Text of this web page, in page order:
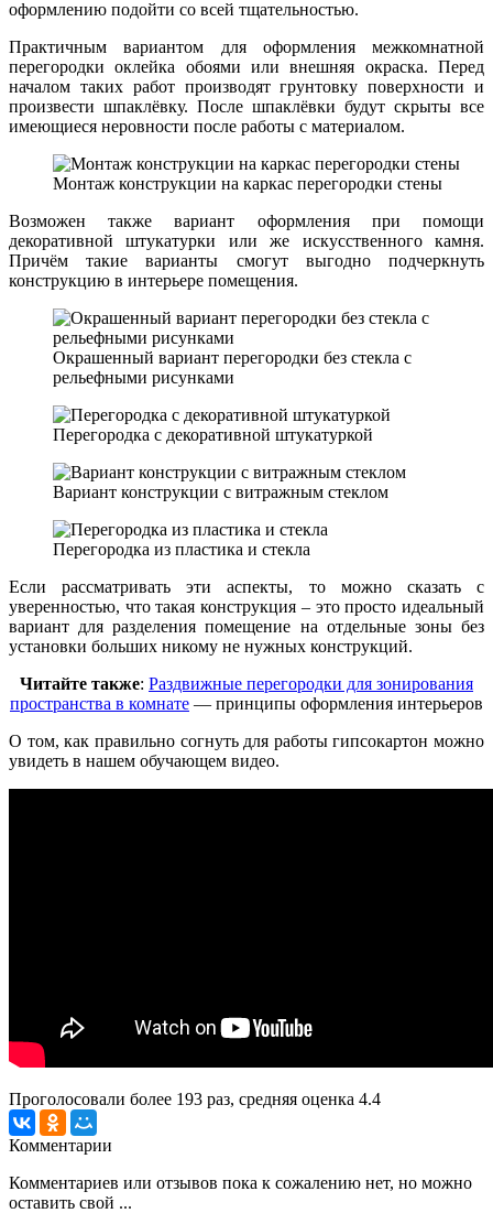
оформлению подойти со всей тщательностью.
Практичным вариантом для оформления межкомнатной
перегородки оклейка обоями или внешняя окраска. Перед
началом таких работ производят грунтовку поверхности и
произвести шпаклёвку. После шпаклёвки будут скрыты все
имеющиеся неровности после работы с материалом.
Монтаж конструкции на каркас перегородки стены
Возможен также вариант оформления при помощи
декоративной штукатурки или же искусственного камня.
Причём такие варианты смогут выгодно подчеркнуть
конструкцию в интерьере помещения.
Окрашенный вариант перегородки без стекла с
рельефными рисунками
Перегородка с декоративной штукатуркой
Вариант конструкции с витражным стеклом
Перегородка из пластика и стекла
Если рассматривать эти аспекты, то можно сказать с
уверенностью, что такая конструкция – это просто идеальный
вариант для разделения помещение на отдельные зоны без
установки больших никому не нужных конструкций.
Читайте также: Раздвижные перегородки для зонирования
пространства в комнате — принципы оформления интерьеров
О том, как правильно согнуть для работы гипсокартон можно
увидеть в нашем обучающем видео.
Проголосовали более 193 раз, средняя оценка 4.4
Комментарии
Комментариев или отзывов пока к сожалению нет, но можно
оставить свой ...